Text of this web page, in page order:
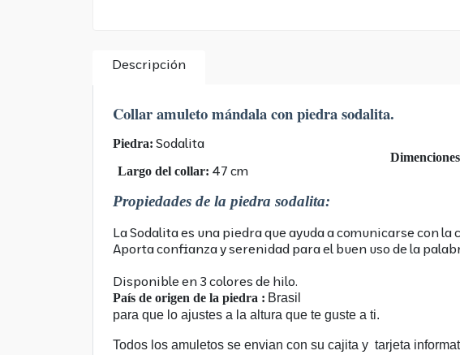
Descripción
Collar amuleto mándala con piedra sodalita.
Piedra:
Largo del collar: 47 cm
Propiedades de la piedra sodalita:
La Sodalita es una piedra que ayuda a comunicarse con
Aporta confianza y serenidad para el
Disponible en 3 colores de hilo.
País de origen de la piedra : Brasil
para que lo ajustes a la altura que te guste a ti.
Todos los amuletos se envian con su cajita y tarjeta